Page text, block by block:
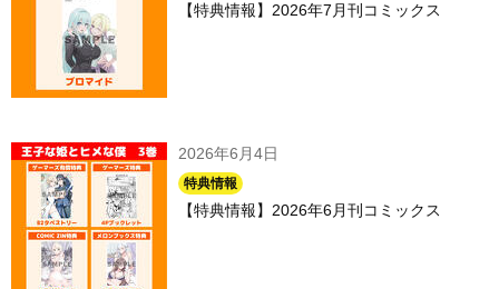
【特典情報】2026年7月刊コミックス
2026年6月4日
特典情報
【特典情報】2026年6月刊コミックス